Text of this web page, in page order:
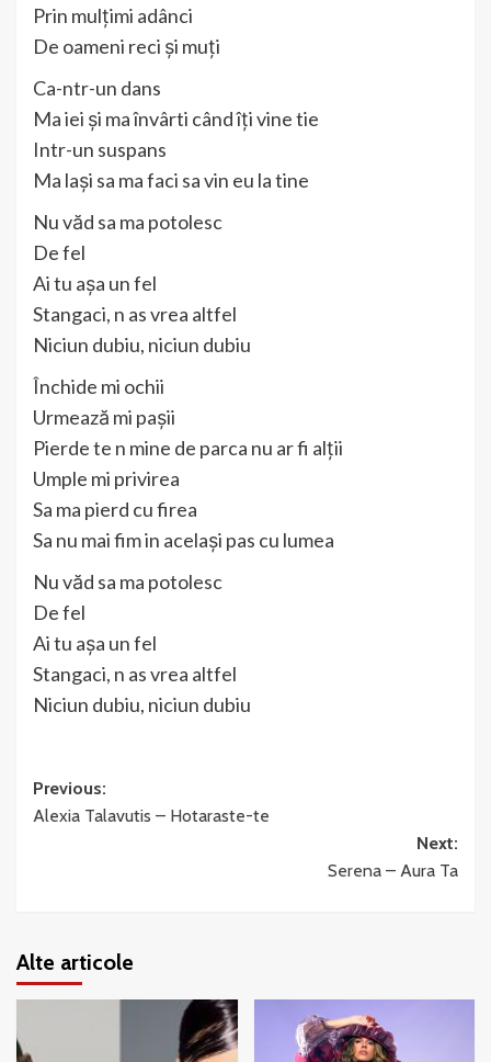
Prin mulțimi adânci
De oameni reci și muți
Ca-ntr-un dans
Ma iei și ma învârti când îți vine tie
Intr-un suspans
Ma lași sa ma faci sa vin eu la tine
Nu văd sa ma potolesc
De fel
Ai tu așa un fel
Stangaci, n as vrea altfel
Niciun dubiu, niciun dubiu
Închide mi ochii
Urmează mi pașii
Pierde te n mine de parca nu ar fi alții
Umple mi privirea
Sa ma pierd cu firea
Sa nu mai fim in același pas cu lumea
Nu văd sa ma potolesc
De fel
Ai tu așa un fel
Stangaci, n as vrea altfel
Niciun dubiu, niciun dubiu
Post
navigation
Previous:
Alexia Talavutis – Hotaraste-te
Next:
Serena – Aura Ta
Alte articole